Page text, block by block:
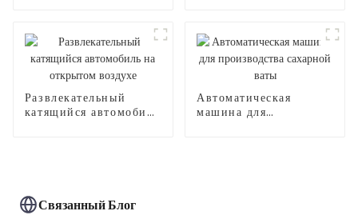
Развлекательный
катящийся автомобиль
Автоматическая
машина для
Связанный Блог